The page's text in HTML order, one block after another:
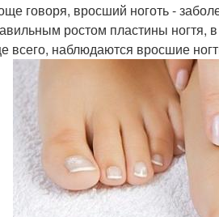
говоря, вросший ноготь -
ростом пластины ногтя,
всего, наблюдаются вросшие